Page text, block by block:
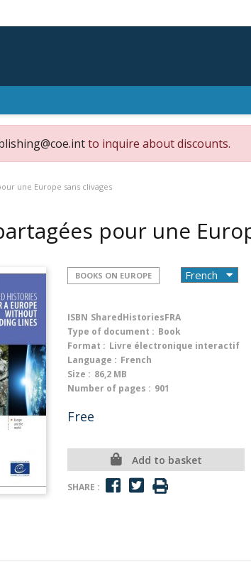
to inquire about discounts.
une Europe sans clivages
pour une
BOOKS ON EUROPE
ISBN SharedHistoriesFRA
Type of document : Book
Format : Livre électronique interactif
Language : French
Size : 86,2 MB
Number of pages : 901
Free
Add to basket
SHARE :